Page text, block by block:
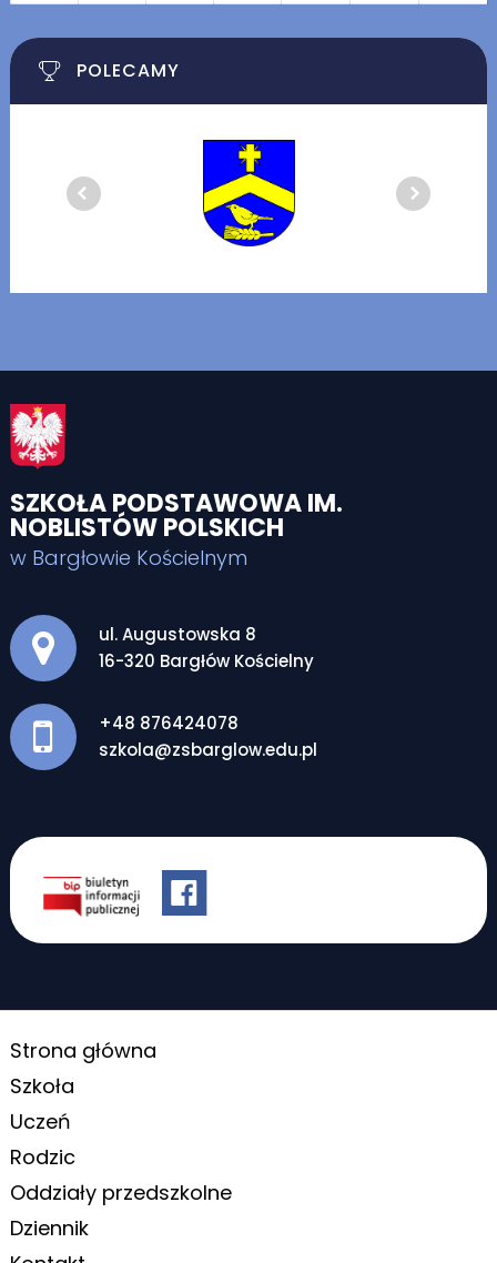
POLECAMY
SZKOŁA PODSTAWOWA IM.
NOBLISTÓW POLSKICH
w Bargłowie Kościelnym
Adres pocztowy:
ul. Augustowska 8
16-320 Bargłów Kościelny
+48 876424078
szkola@zsbarglow.edu.pl
Strona główna
Szkoła
Uczeń
Rodzic
Oddziały przedszkolne
Dziennik